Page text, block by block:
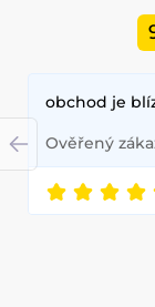
obchod je
Ověřený